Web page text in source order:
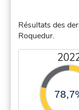
Résultats des
Roquedur.